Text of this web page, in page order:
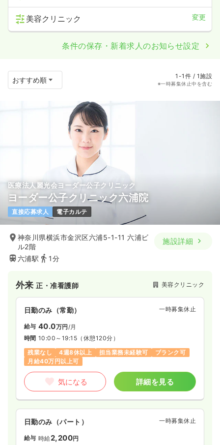
美容クリニック 変更
条件の保存・新着求人のお知らせ設定
1-1件 / 1施設
※一時募集休止中を含む
医療法人麗光会ヨーダー公子クリニック
ヨーダー公子クリニック六浦院
直接応募求人 電子カルテ
神奈川県横浜市金沢区六浦5-1-11 六浦ビ
ル2階
六浦駅
1分
施設詳細
外来正・准看護師 美容クリニック
日勤のみ（常勤） 一時募集休止
給与 40.0万円 /月
時間 10:00～19:15 （休憩120分）
残業なし
4週8休以上 担当業務未経験可
ブランク可
月給40万円以上可
気になる 詳細を見る
日勤のみ（パート） 一時募集休止
給与 時給2,200円